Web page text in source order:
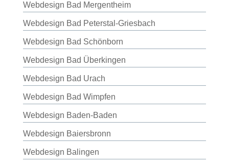
Webdesign Bad Mergentheim
Webdesign Bad Peterstal-Griesbach
Webdesign Bad Schönborn
Webdesign Bad Überkingen
Webdesign Bad Urach
Webdesign Bad Wimpfen
Webdesign Baden-Baden
Webdesign Baiersbronn
Webdesign Balingen